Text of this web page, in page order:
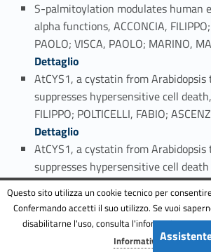
S-palmitoylation modulates human
alpha functions, ACCONCIA,
PAOLO; VISCA, PAOLO; MARINO,
Dettaglio
AtCYS1, a cystatin from Arabidopsis
suppresses hypersensitive cell
FILIPPO; POLTICELLI, FABIO;
Dettaglio
AtCYS1, a cystatin from Arabidopsis
suppresses hypersensitive cell
2009, ACCONCIA, FILIPPO;
Dettaglio
AtCYS1, a cystatin from
suppresses hypersensitive celldeath,
Questo sito utilizza un cookie tecnico per
Confermando accetti il suo utilizzo. Se vuoi
disabilitarne l'uso, consulta l'informativa
Informativa completa